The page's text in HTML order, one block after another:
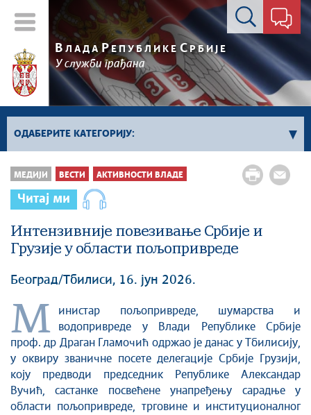
Контакт форма
В ЛАДА РЕПУБЛИКЕ СРБИЈЕ
У служби грађана
ОДАБЕРИТЕ КАТЕГОРИЈУ:
Влада Србије
Активности премијера
Активности потпредседника
Активности Владе
Косово и Метохија
Политика
Стоп корупцији
Култура и вера
Спорт
Конференције за новинаре
Интервјуи
Линкови
МЕДИЈИ ВЕСТИ АКТИВНОСТИ ВЛАДЕ
Читај ми
Интензивније повезивање Србије и
Грузије у области пољопривреде
Београд/Тбилиси, 16. јун 2026.
М
инистар пољопривреде, шумарства и
водопривреде у Влади Републике Србије
проф. др Драган Гламочић одржао је данас у Тбилисију,
у оквиру званичне посете делегације Србије Грузији,
коју предводи председник Републике Александар
Вучић, састанке посвећене унапређењу сарадње у
области пољопривреде, трговине и институционалног